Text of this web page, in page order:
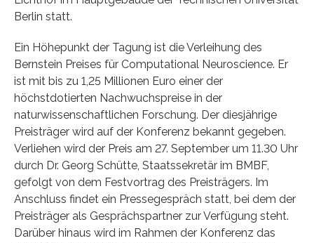
Berlin statt.
Ein Höhepunkt der Tagung ist die Verleihung des
Bernstein Preises für Computational Neuroscience. Er
ist mit bis zu 1,25 Millionen Euro einer der
höchstdotierten Nachwuchspreise in der
naturwissenschaftlichen Forschung. Der diesjährige
Preisträger wird auf der Konferenz bekannt gegeben.
Verliehen wird der Preis am 27. September um 11.30 Uhr
durch Dr. Georg Schütte, Staatssekretär im BMBF,
gefolgt von dem Festvortrag des Preisträgers. Im
Anschluss findet ein Pressegespräch statt, bei dem der
Preisträger als Gesprächspartner zur Verfügung steht.
Darüber hinaus wird im Rahmen der Konferenz das